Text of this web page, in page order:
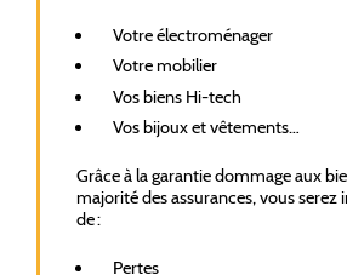
Votre électroménager
Votre mobilier
Vos biens Hi-tech
Vos bijoux et vêtements…
Grâce à la garantie dommage aux
majorité des assurances, vous serez
de :
Pertes